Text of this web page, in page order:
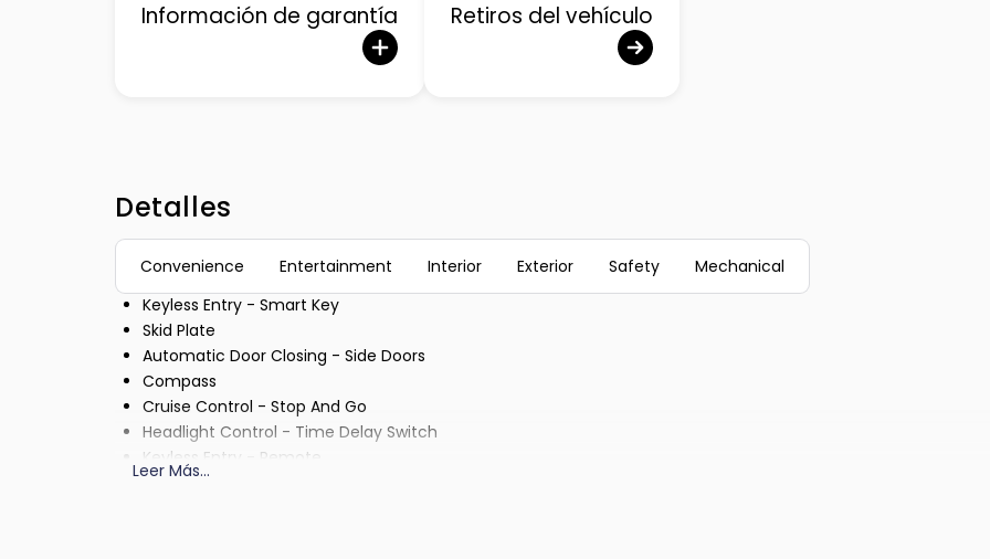
Información de garantía Retiros del vehículo
Detalles
Convenience Entertainment Interior Exterior Safety
Mechanical
Keyless Entry - Smart Key
Skid Plate
Automatic Door Closing - Side Doors
Compass
Cruise Control - Stop And Go
Headlight Control - Time Delay Switch
Keyless Entry - Remote
Air Conditioning - Multi Zone
Leer Más...